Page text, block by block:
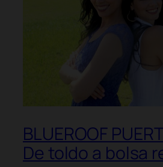
BLUEROOF
De toldo a bolsa